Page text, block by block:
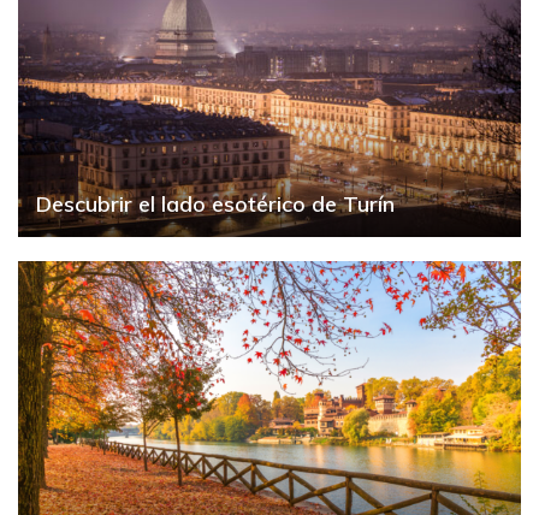
Descubrir el lado esotérico de Turín